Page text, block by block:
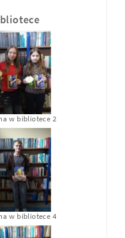
w bibliotece 2
w bibliotece 4